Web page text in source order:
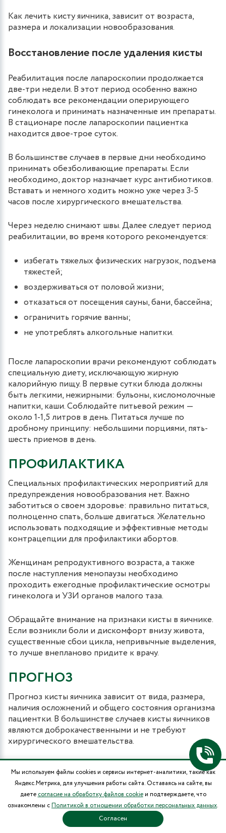
Как лечить кисту яичника, зависит от возраста,
размера и локализации новообразования.
Восстановление после удаления кисты
Реабилитация после лапароскопии продолжается
две-три недели. В этот период особенно важно
соблюдать все рекомендации оперирующего
гинеколога и принимать назначенные им препараты.
В стационаре после лапароскопии пациентка
находится двое-трое суток.
В большинстве случаев в первые дни необходимо
принимать обезболивающие препараты. Если
необходимо, доктор назначает курс антибиотиков.
Вставать и немного ходить можно уже через 3-5
часов после хирургического вмешательства.
Через неделю снимают швы. Далее следует период
реабилитации, во время которого рекомендуется:
избегать тяжелых физических нагрузок, подъема
тяжестей;
воздерживаться от половой жизни;
отказаться от посещения сауны, бани, бассейна;
ограничить горячие ванны;
не употреблять алкогольные напитки.
После лапароскопии врачи рекомендуют соблюдать
специальную диету, исключающую жирную
калорийную пищу. В первые сутки блюда должны
быть легкими, нежирными: бульоны, кисломолочные
напитки, каши. Соблюдайте питьевой режим ―
около 1-1,5 литров в день. Питаться лучше по
дробному принципу: небольшими порциями, пять-
шесть приемов в день.
ПРОФИЛАКТИКА
Специальных профилактических мероприятий для
предупреждения новообразования нет. Важно
заботиться о своем здоровье: правильно питаться,
полноценно спать, больше двигаться. Желательно
использовать подходящие и эффективные методы
контрацепции для профилактики абортов.
Женщинам репродуктивного возраста, а также
после наступления менопаузы необходимо
проходить ежегодные профилактические осмотры
гинеколога и УЗИ органов малого таза.
Обращайте внимание на признаки кисты в яичнике.
Если возникли боли и дискомфорт внизу живота,
существенные сбои цикла, непривычные выделения,
то лучше внепланово придите к врачу.
ПРОГНОЗ
Прогноз кисты яичника зависит от вида, размера,
наличия осложнений и общего состояния организма
пациентки. В большинстве случаев кисты яичников
являются доброкачественными и не требуют
хирургического вмешательства.
После операции по удалению новообразования
сохраняется возможность рецидива (к этому больше
склонны эндометриоидные кисты). Для снижения
риска повторного развития кисты после операции
рекомендуется соблюдать рекомендации врача,
избегать тяжелых физических нагрузок и стрессов,
Мы используем файлы cookies и сервисы интернет-аналитики, такие как
Яндекс.Метрика, для улучшения работы сайта. Оставаясь на сайте, вы
даете согласие на обработку файлов cookieи подтверждаете, что
ознакомлены сПолитикой в отношении обработки персональных данных.
Согласен